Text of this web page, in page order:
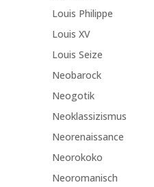
Louis Philippe
Louis XV
Louis Seize
Neobarock
Neogotik
Neoklassizismus
Neorenaissance
Neorokoko
Neoromanisch